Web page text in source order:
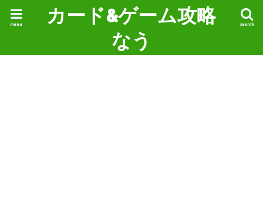
カード&ゲーム攻略
なう
search
menu